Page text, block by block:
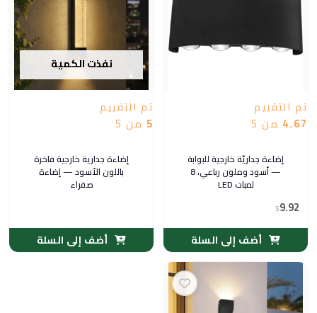
تم التقييم
4.67 من 5
إضاءة جداريّة خارجية للبوابة
— أسود وملون رباعي، 8
لمبات LED
$9.92
أضف إلى السلة
نفذت الكمية
تم التقييم
5 من 5
إضاءة جدارية خارجية فاخرة
باللون الأسود — إضاءة
صفراء
أضف إلى السلة